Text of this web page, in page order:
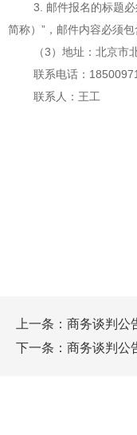
3. 邮件报名的标题
简称）”，邮件内容必须
（3）地址：北京市
联系电话：
联系人：王工
上一条： 商务谈判公
下一条： 商务谈判公